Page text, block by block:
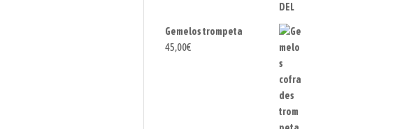
Gemelos trompeta
45,00€